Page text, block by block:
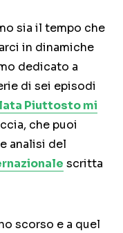
sia il tempo che
in dinamiche
dedicato a
di sei episodi
Piuttosto mi
che puoi
analisi del
scritta
scorso e a quel